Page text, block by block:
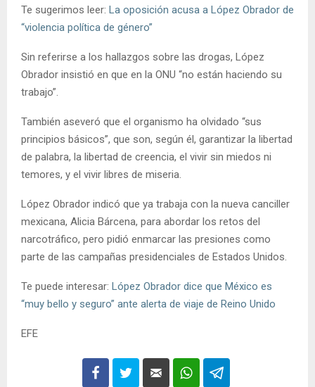
Te sugerimos leer: La oposición acusa a López Obrador de
“violencia política de género”
Sin referirse a los hallazgos sobre las drogas, López
Obrador insistió en que en la ONU “no están haciendo su
trabajo”.
También aseveró que el organismo ha olvidado “sus
principios básicos”, que son, según él, garantizar la libertad
de palabra, la libertad de creencia, el vivir sin miedos ni
temores, y el vivir libres de miseria.
López Obrador indicó que ya trabaja con la nueva canciller
mexicana, Alicia Bárcena, para abordar los retos del
narcotráfico, pero pidió enmarcar las presiones como
parte de las campañas presidenciales de Estados Unidos.
Te puede interesar: López Obrador dice que México es
“muy bello y seguro” ante alerta de viaje de Reino Unido
EFE